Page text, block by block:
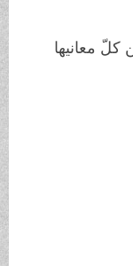
معانيها